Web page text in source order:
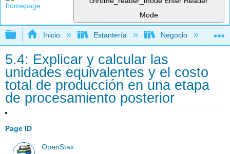
Mode
Expandir/contraer jerarquía global
Inicio Estantería Negocio
5.4: Explicar y calcular las
unidades equivalentes y el costo
total de producción en una etapa
de procesamiento posterior
Page ID
OpenStax